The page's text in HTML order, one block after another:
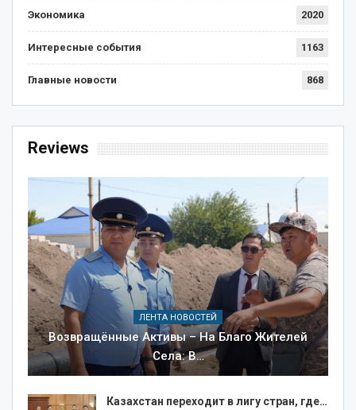
Экономика 2020
Интересные события 1163
Главные новости 868
Reviews
ЛЕНТА НОВОСТЕЙ
Возвращённые Активы – На Благо Жителей
Села: В…
Казахстан переходит в лигу стран, где…